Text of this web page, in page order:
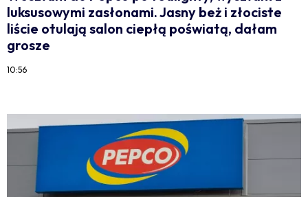
luksusowymi zasłonami. Jasny beż i złociste
liście otulają salon ciepłą poświatą, dałam
grosze
10:56